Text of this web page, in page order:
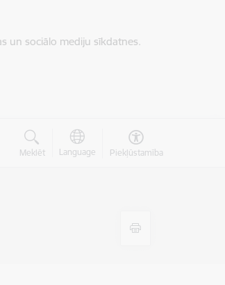
un sociālo mediju sīkdatnes.
Meklēt Language Piekļūstamība